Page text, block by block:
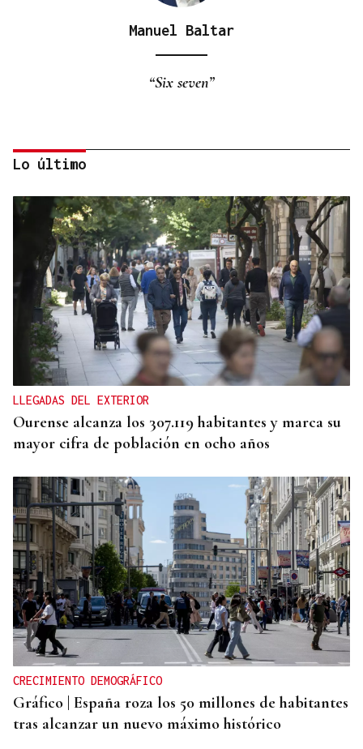
Manuel Baltar
“Six seven”
Eduardo Medrano
Primera carrera de Ascot
Lo último
LLEGADAS DEL EXTERIOR
Ourense alcanza los 307.119 habitantes y marca su
mayor cifra de población en ocho años
CRECIMIENTO DEMOGRÁFICO
Gráfico | España roza los 50 millones de habitantes
tras alcanzar un nuevo máximo histórico